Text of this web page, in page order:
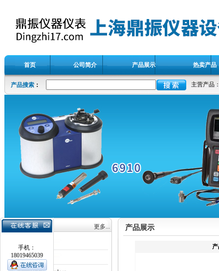
首页 公司简介 产品展示 热卖产品
产品搜索： 主营产品
手机：
18019465039
产品目录 更多...
德国Erichsen
产品展示